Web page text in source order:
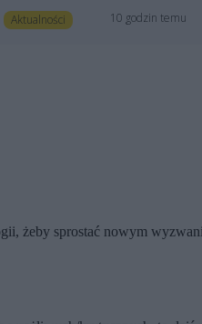
Aktualności 10 godzin temu